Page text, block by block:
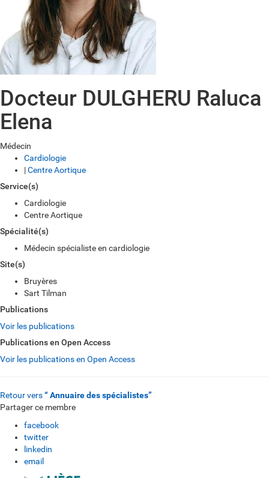
Docteur DULGHERU Raluca
Elena
Médecin
Cardiologie
|Centre Aortique
Service(s)
Cardiologie
Centre Aortique
Spécialité(s)
Médecin spécialiste en cardiologie
Site(s)
Bruyères
Sart Tilman
Publications
Voir les publications
Publications en Open Access
Voir les publications en Open Access
Retour vers“ Annuaire des spécialistes”
Partager ce membre
facebook
twitter
linkedin
email